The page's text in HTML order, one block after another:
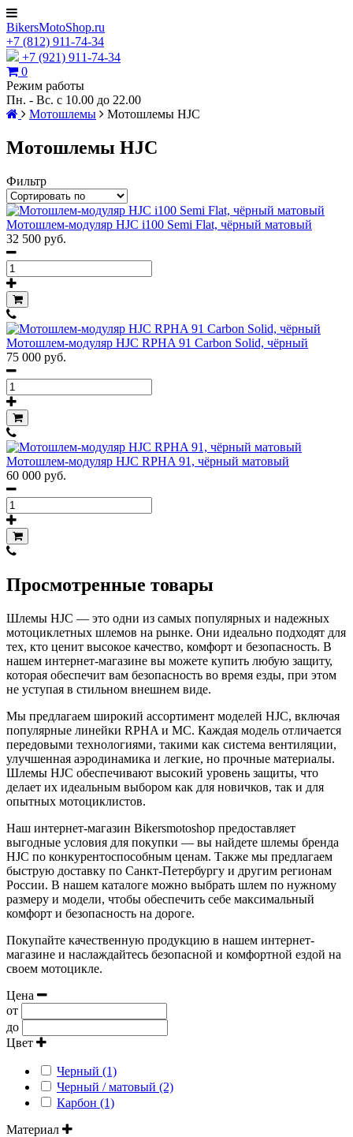
BikersMotoShop.ru
+7 (812) 911-74-34
+7 (921) 911-74-34
0
Режим работы
Пн. - Вс. с 10.00 до 22.00
Мотошлемы
Мотошлемы HJC
Мотошлемы HJC
Фильтр
Мотошлем-модуляр HJC i100 Semi Flat, чёрный матовый
32 500 руб.
Мотошлем-модуляр HJC RPHA 91 Carbon Solid, чёрный
75 000 руб.
Мотошлем-модуляр HJC RPHA 91, чёрный матовый
60 000 руб.
Просмотренные товары
Шлемы HJC — это одни из самых популярных и надежных
мотоциклетных шлемов на рынке. Они идеально подходят для
тех, кто ценит высокое качество, комфорт и безопасность. В
нашем интернет-магазине вы можете купить любую защиту,
которая обеспечит вам безопасность во время езды, при этом
не уступая в стильном внешнем виде.
Мы предлагаем широкий ассортимент моделей HJC, включая
популярные линейки RPHA и MC. Каждая модель отличается
передовыми технологиями, такими как система вентиляции,
улучшенная аэродинамика и легкие, но прочные материалы.
Шлемы HJC обеспечивают высокий уровень защиты, что
делает их идеальным выбором как для новичков, так и для
опытных мотоциклистов.
Наш интернет-магазин Bikersmotoshop предоставляет
выгодные условия для покупки — вы найдете шлемы бренда
HJC по конкурентоспособным ценам. Также мы предлагаем
быструю доставку по Санкт-Петербургу и другим регионам
России. В нашем каталоге можно выбрать шлем по нужному
размеру и модели, чтобы обеспечить себе максимальный
комфорт и безопасность на дороге.
Покупайте качественную продукцию в нашем интернет-
магазине и наслаждайтесь безопасной и комфортной ездой на
своем мотоцикле.
Цена
от
до
Цвет
Черный (1)
Черный / матовый (2)
Карбон (1)
Материал